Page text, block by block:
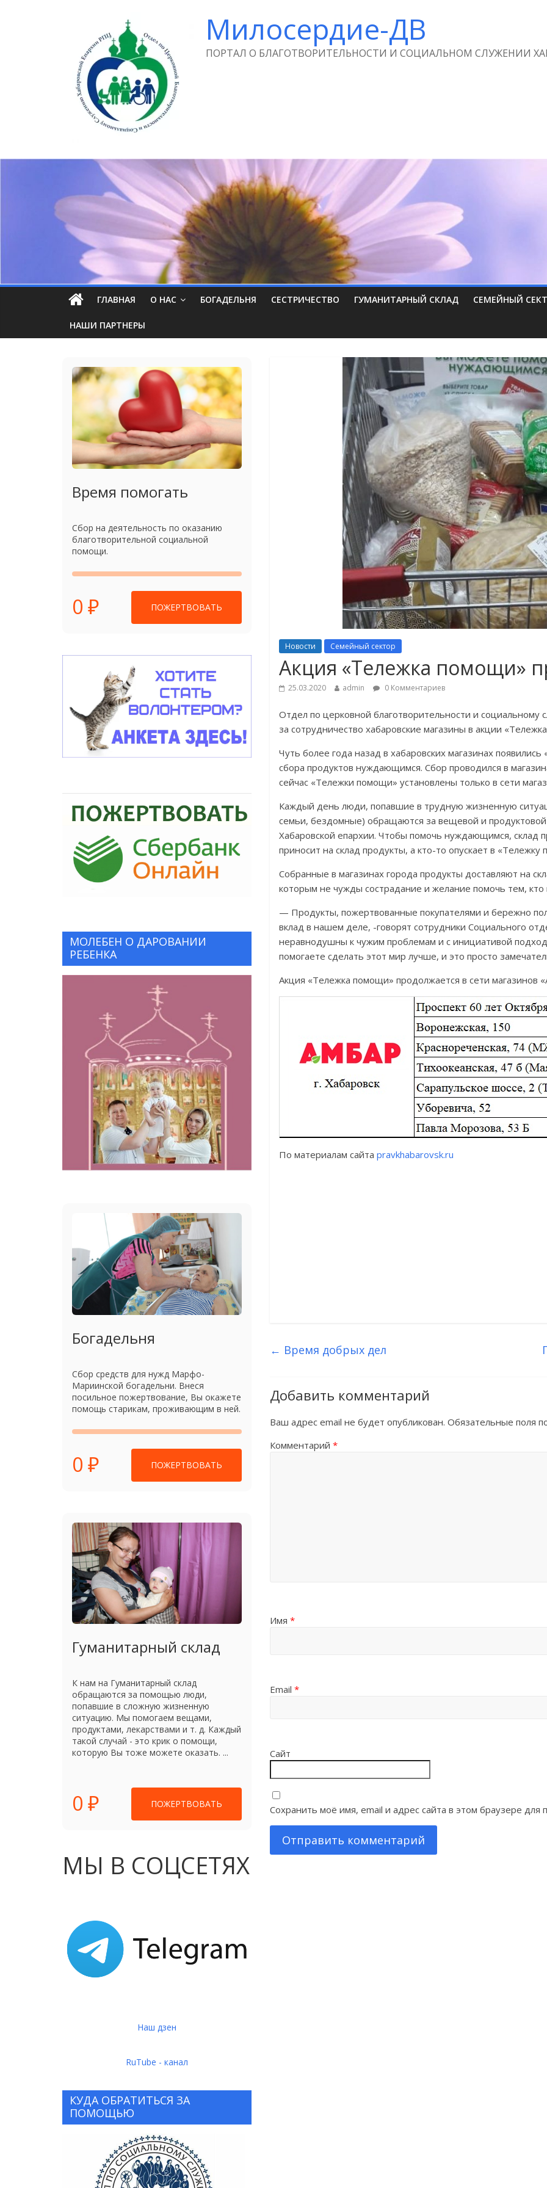
Милосердие-ДВ
ПОРТАЛ О БЛАГОТВОРИТЕЛЬНОСТИ И СОЦИАЛЬНОМ СЛУЖЕНИИ
ГЛАВНАЯ О НАС БОГАДЕЛЬНЯ СЕСТРИЧЕСТВО ГУМАНИТАРНЫЙ СКЛАД СЕМЕЙНЫЙ
НАШИ ПАРТНЕРЫ
Новости Семейный сектор
Акция «Тележка помощи»
25.03.2020 admin 0 Комментариев
Отдел по церковной благотворительности и социальному
за сотрудничество хабаровские магазины в акции
Чуть более года назад в хабаровских магазинах
сбора продуктов нуждающимся. Сбор проводился в
сейчас «Тележки помощи» установлены только в сети
Каждый день люди, попавшие в трудную жизненную
семьи, бездомные) обращаются за вещевой и
Хабаровской епархии. Чтобы помочь нуждающимся, склад
приносит на склад продукты, а кто-то опускает в «Тележку
Собранные в магазинах города продукты доставляют на
которым не чужды сострадание и желание помочь тем, кто
— Продукты, пожертвованные покупателями и бережно
вклад в нашем деле, -говорят сотрудники Социального
неравнодушны к чужим проблемам и с инициативой
помогаете сделать этот мир лучше, и это просто
Акция «Тележка помощи» продолжается в сети магазинов
По материалам сайта pravkhabarovsk.ru
← Время добрых дел
Добавить комментарий
Ваш адрес email не будет опубликован. Обязательные поля
Комментарий *
Имя *
Email *
Сайт
Сохранить моё имя, email и адрес сайта в этом браузере
Время помогать
Сбор на деятельность по оказанию
благотворительной социальной
помощи.
0 ₽ ПОЖЕРТВОВАТЬ
МОЛЕБЕН О ДАРОВАНИИ
РЕБЕНКА
Богадельня
Сбор средств для нужд Марфо-
Мариинской богадельни. Внеся
посильное пожертвование, Вы окажете
помощь старикам, проживающим в ней.
0 ₽ ПОЖЕРТВОВАТЬ
Гуманитарный склад
К нам на Гуманитарный склад
обращаются за помощью люди,
попавшие в сложную жизненную
ситуацию. Мы помогаем вещами,
продуктами, лекарствами и т. д. Каждый
такой случай - это крик о помощи,
которую Вы тоже можете оказать. ...
0 ₽ ПОЖЕРТВОВАТЬ
МЫ В СОЦСЕТЯХ
Наш дзен
RuTube - канал
КУДА ОБРАТИТЬСЯ ЗА
ПОМОЩЬЮ